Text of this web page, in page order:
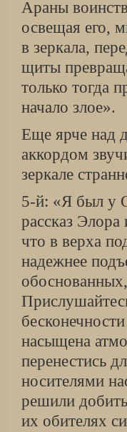
Араны
освещая его,
в зеркала,
щиты
только тогда
начало злое».
Еще ярче над
аккордом
зеркале
5-й: «Я был у
рассказ
что в верха
надежнее
насыщена
перенестись
носителями
решили
их обителях